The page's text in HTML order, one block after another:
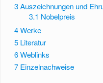
3Auszeichnungen und
3.1 Nobelpreis
4Werke
5 Literatur
6Weblinks
7 Einzelnachweise